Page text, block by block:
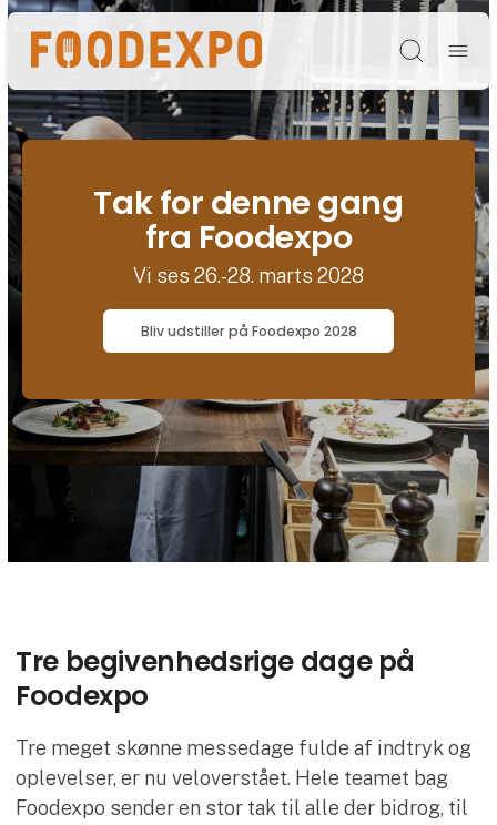
Søg
Tak for denne gang
fra Foodexpo
Vi ses 26.-28. marts 2028
Bliv udstiller på Foodexpo 2028
Tre begivenhedsrige dage på
Foodexpo
Tre meget skønne messedage fulde af indtryk og
oplevelser, er nu veloverstået. Hele teamet bag
Foodexpo sender en stor tak til alle der bidrog, til